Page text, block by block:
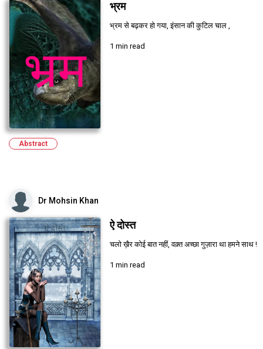
भ्रम
भ्रम से बढ़कर हो गया, इंसान की कुटिल चाल ,
1 min read
Abstract
Dr Mohsin Khan
ऐ दोस्त
चलो ख़ैर कोई बात नहीं, वक़्त अच्छा गुज़ारा था हमने साथ !
1 min read